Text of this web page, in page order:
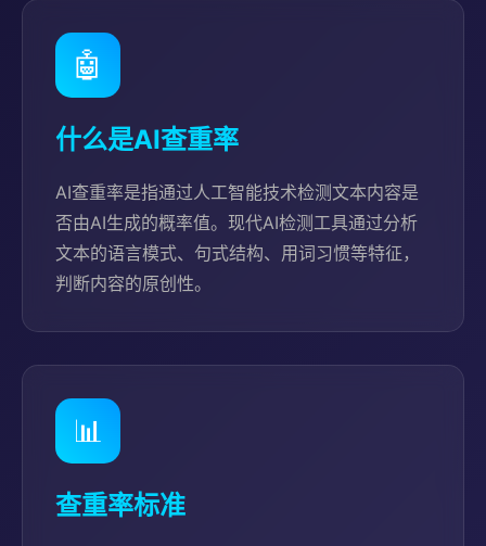
🤖
什么是AI查重率
AI查重率是指通过人工智能技术检测文本内容是
否由AI生成的概率值。现代AI检测工具通过分析
文本的语言模式、句式结构、用词习惯等特征，
判断内容的原创性。
📊
查重率标准